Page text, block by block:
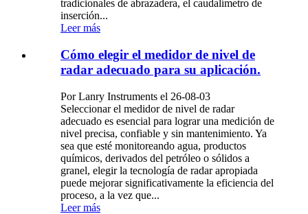
tradicionales de abrazadera, el caudalímetro de
inserción...
Leer más
Cómo elegir el medidor de nivel de
radar adecuado para su aplicación.
Por Lanry Instruments el 26-08-03
Seleccionar el medidor de nivel de radar
adecuado es esencial para lograr una medición de
nivel precisa, confiable y sin mantenimiento. Ya
sea que esté monitoreando agua, productos
químicos, derivados del petróleo o sólidos a
granel, elegir la tecnología de radar apropiada
puede mejorar significativamente la eficiencia del
proceso, a la vez que...
Leer más